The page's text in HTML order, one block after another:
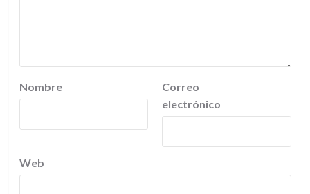
Nombre
Correo
electrónico
Web